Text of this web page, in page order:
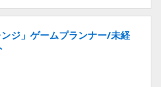
ジ」ゲームプランナー/未経